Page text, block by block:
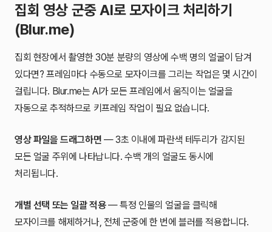
집회 영상 군중 AI로 모자이크 처리하기
(Blur.me)
집회 현장에서 촬영한 30분 분량의 영상에 수백 명의 얼굴이 담겨
있다면? 프레임마다 수동으로 모자이크를 그리는 작업은 몇 시간이
걸립니다. Blur.me는 AI가 모든 프레임에서 움직이는 얼굴을
자동으로 추적하므로 키프레임 작업이 필요 없습니다.
영상 파일을 드래그하면 — 3초 이내에 파란색 테두리가 감지된
모든 얼굴 주위에 나타납니다. 수백 개의 얼굴도 동시에
처리됩니다.
개별 선택 또는 일괄 적용— 특정 인물의 얼굴을 클릭해
모자이크를 해제하거나, 전체 군중에 한 번에 블러를 적용합니다.